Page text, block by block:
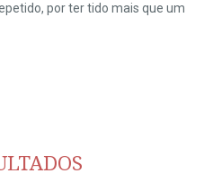
por ter tido mais que um